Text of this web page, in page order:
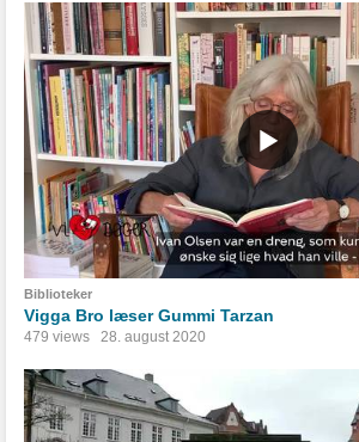
Biblioteker
Vigga Bro læser Gummi Tarzan
479 views 28. august 2020